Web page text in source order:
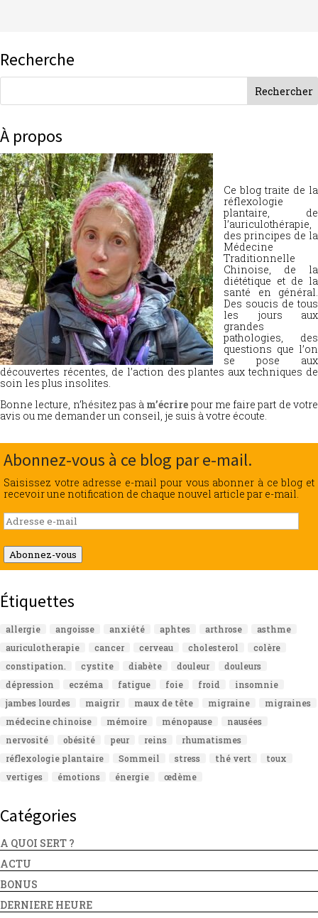
Recherche
À propos
Ce blog traite de la
réflexologie
plantaire, de
l’auriculothérapie,
des principes de la
Médecine
Traditionnelle
Chinoise, de la
diététique et de la
santé en général.
Des soucis de tous
les jours aux
grandes
pathologies, des
questions que l’on
se pose aux
découvertes récentes, de l’action des plantes aux techniques de
soin les plus insolites.
Bonne lecture, n’hésitez pas à m’écrire pour me faire part de votre
avis ou me demander un conseil, je suis à votre écoute.
Abonnez-vous à ce blog par e-mail.
Saisissez votre adresse e-mail pour vous abonner à ce blog et
recevoir une notification de chaque nouvel article par e-mail.
Adresse
e-
mail
Abonnez-vous
Étiquettes
allergie angoisse anxiété aphtes arthrose
asthme
auriculotherapie
cancer cerveau cholesterol
colère
constipation.
cystite diabète douleur
douleurs
dépression
eczéma fatigue foie froid
insomnie
jambes lourdes
maigrir maux de tête migraine
migraines
médecine chinoise
mémoire ménopause
nausées
nervosité
obésité peur reins
rhumatismes
réflexologie plantaire
Sommeil stress thé vert
toux
vertiges
émotions énergie œdème
Catégories
A QUOI SERT ?
ACTU
BONUS
DERNIERE HEURE